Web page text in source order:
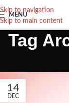
Skip to navigation
Skip to main content
MENU
Tag
14
DEC